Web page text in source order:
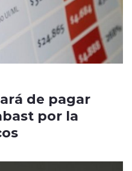
de pagar
por la